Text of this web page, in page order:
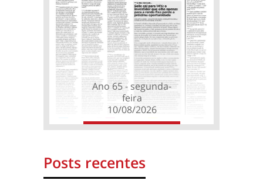
Ano 65 - segunda-
feira
10/08/2026
Posts recentes